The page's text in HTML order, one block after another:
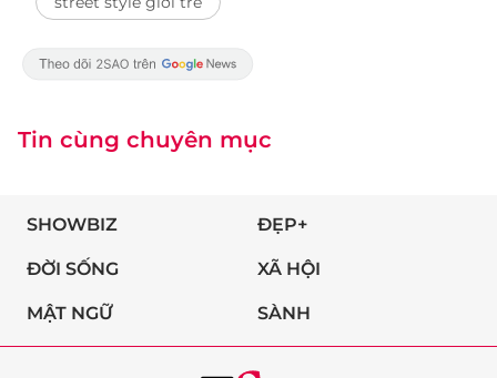
Tin cùng chuyên mục
SHOWBIZ ĐẸP+
ĐỜI SỐNG XÃ HỘI
MẬT NGỮ SÀNH